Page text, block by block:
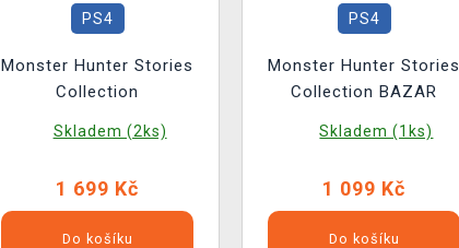
PS4
Monster Hunter Stories
Collection
Skladem (2ks)
1 699 Kč
Do košíku
PS4
Monster Hunter Stories
Collection BAZAR
Skladem (1ks)
1 099 Kč
Do košíku